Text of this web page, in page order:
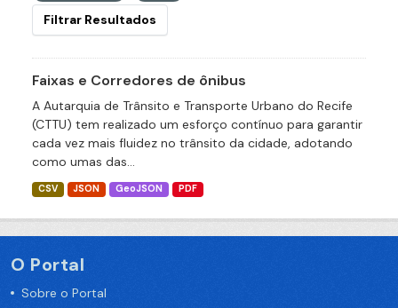
Filtrar Resultados
Faixas e Corredores de ônibus
A Autarquia de Trânsito e Transporte Urbano do Recife
(CTTU) tem realizado um esforço contínuo para garantir
cada vez mais fluidez no trânsito da cidade, adotando
como umas das...
CSV JSON GeoJSON PDF
O Portal
Sobre o Portal